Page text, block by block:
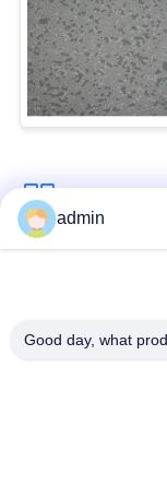
Bad
admin
Good day, what